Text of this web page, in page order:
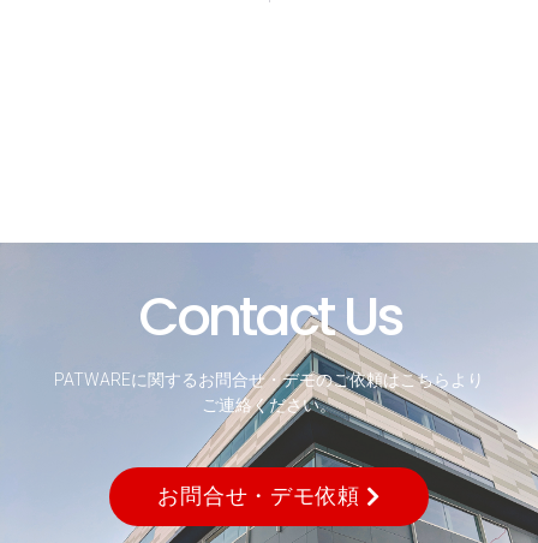
Contact Us
PATWAREに関するお問合せ・デモのご依頼はこちらより
ご連絡ください。
お問合せ・デモ依頼